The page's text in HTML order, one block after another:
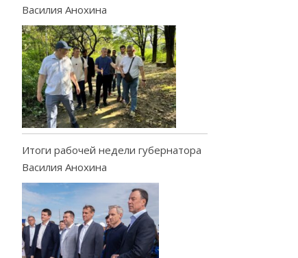
Василия Анохина
Итоги рабочей недели губернатора
Василия Анохина